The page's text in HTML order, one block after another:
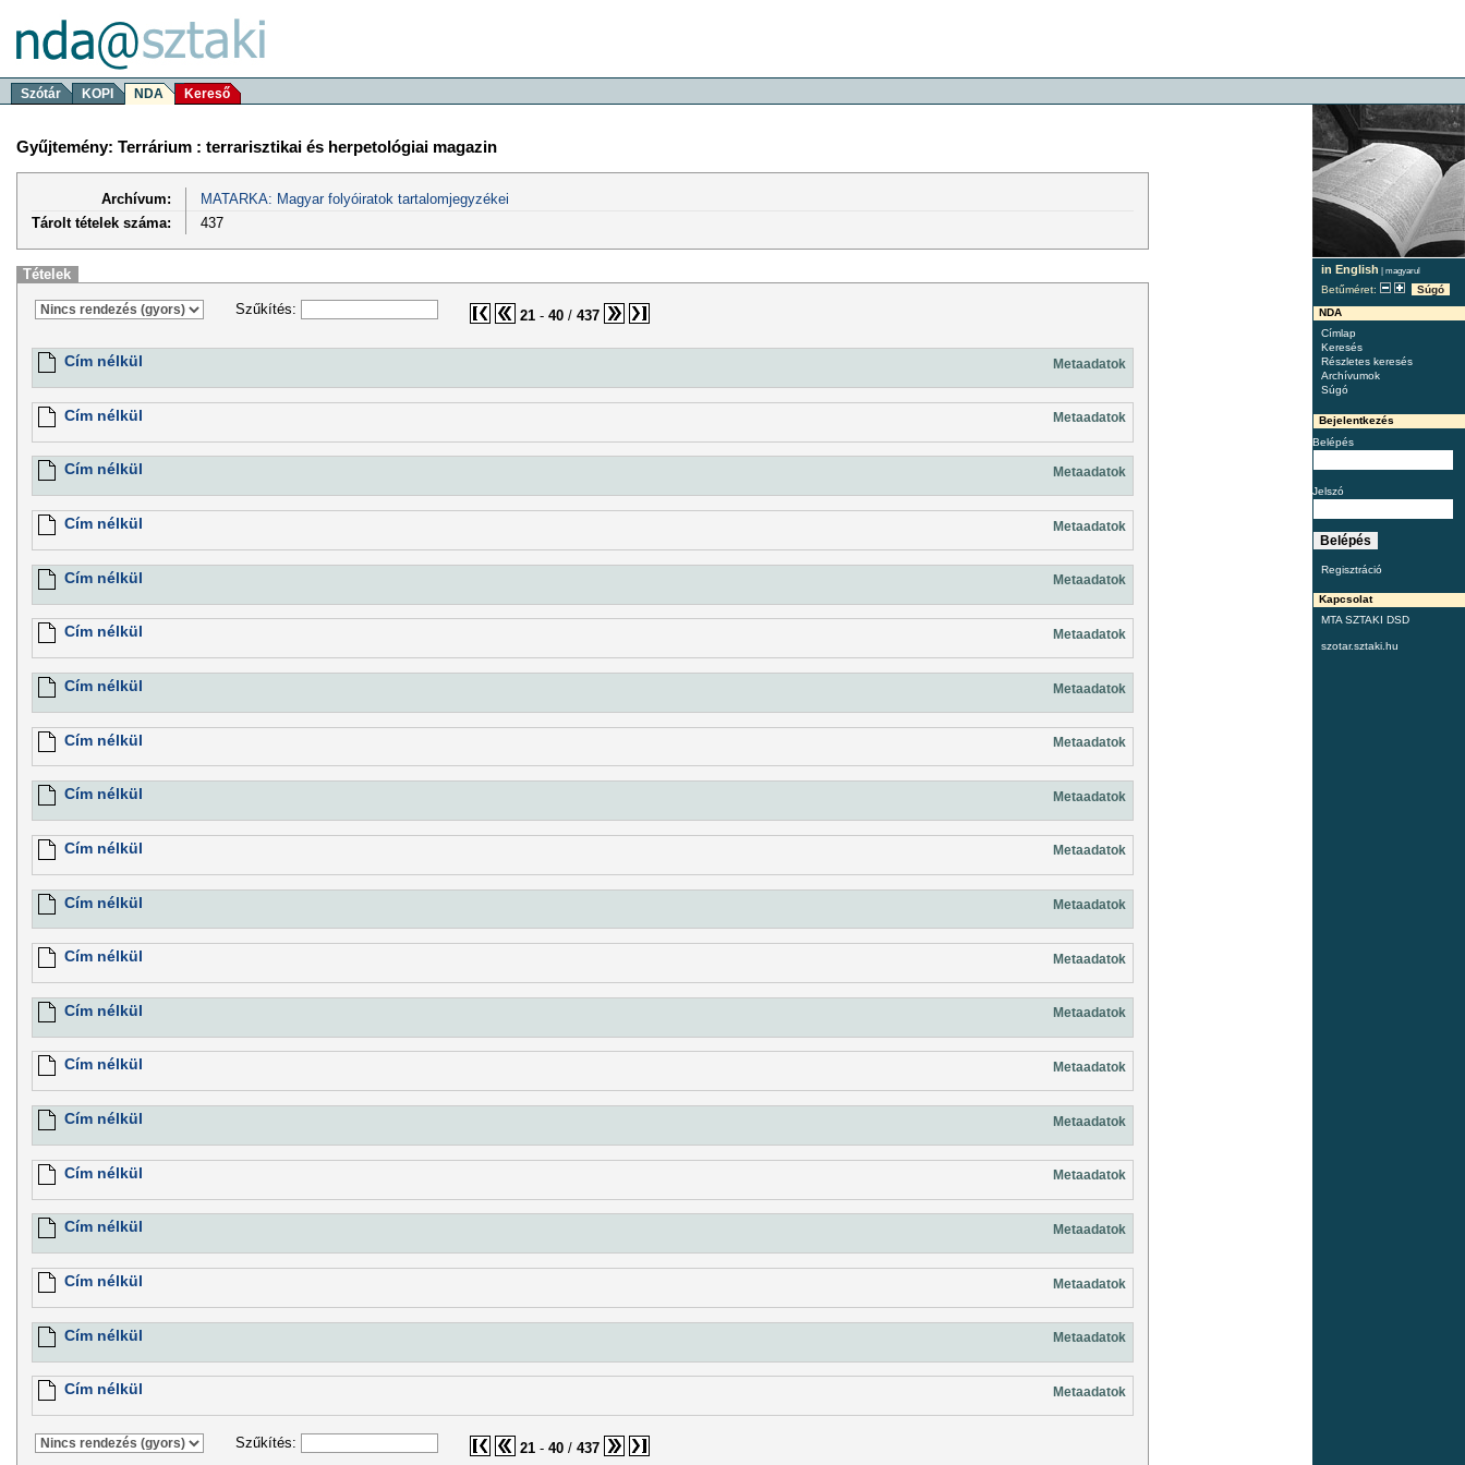
Szótár KOPI NDA Kereső
in English | magyarul
Betűméret:
Súgó
NDA
Címlap
Keresés
Részletes keresés
Archívumok
Súgó
Bejelentkezés
Belépés
Jelszó
Regisztráció
Kapcsolat
MTA SZTAKI DSD
szotar.sztaki.hu
Gyűjtemény: Terrárium : terrarisztikai és herpetológiai magazin
Archívum:
MATARKA: Magyar folyóiratok tartalomjegyzékei
Tárolt tételek száma:
437
Tételek
Szűkítés: 21- 40/ 437
Cím nélkül Metaadatok
Cím nélkül Metaadatok
Cím nélkül Metaadatok
Cím nélkül Metaadatok
Cím nélkül Metaadatok
Cím nélkül Metaadatok
Cím nélkül Metaadatok
Cím nélkül Metaadatok
Cím nélkül Metaadatok
Cím nélkül Metaadatok
Cím nélkül Metaadatok
Cím nélkül Metaadatok
Cím nélkül Metaadatok
Cím nélkül Metaadatok
Cím nélkül Metaadatok
Cím nélkül Metaadatok
Cím nélkül Metaadatok
Cím nélkül Metaadatok
Cím nélkül Metaadatok
Cím nélkül Metaadatok
Szűkítés: 21- 40/ 437